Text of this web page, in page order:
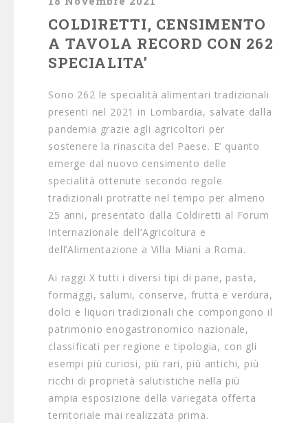
COLDIRETTI, CENSIMENTO
A TAVOLA RECORD CON 262
SPECIALITA’
Sono 262 le specialità alimentari tradizionali
presenti nel 2021 in Lombardia, salvate dalla
pandemia grazie agli agricoltori per
sostenere la rinascita del Paese. E’ quanto
emerge dal nuovo censimento delle
specialità ottenute secondo regole
tradizionali protratte nel tempo per almeno
25 anni, presentato dalla Coldiretti al Forum
Internazionale dell’Agricoltura e
dell’Alimentazione a Villa Miani a Roma.
Ai raggi X tutti i diversi tipi di pane, pasta,
formaggi, salumi, conserve, frutta e verdura,
dolci e liquori tradizionali che compongono il
patrimonio enogastronomico nazionale,
classificati per regione e tipologia, con gli
esempi più curiosi, più rari, più antichi, più
ricchi di proprietà salutistiche nella più
ampia esposizione della variegata offerta
territoriale mai realizzata prima.